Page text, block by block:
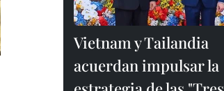
Vietnam y Tailandia
acuerdan impulsar la